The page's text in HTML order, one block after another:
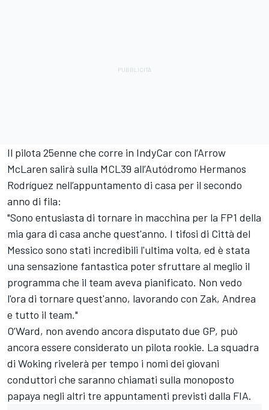
Il pilota 25enne che corre in IndyCar con l’Arrow
McLaren salirà sulla MCL39 all’Autódromo Hermanos
Rodríguez nell’appuntamento di casa per il secondo
anno di fila:
"Sono entusiasta di tornare in macchina per la FP1 della
mia gara di casa anche quest'anno. I tifosi di Città del
Messico sono stati incredibili l'ultima volta, ed è stata
una sensazione fantastica poter sfruttare al meglio il
programma che il team aveva pianificato. Non vedo
l'ora di tornare quest'anno, lavorando con Zak, Andrea
e tutto il team."
O’Ward, non avendo ancora disputato due GP, può
ancora essere considerato un pilota rookie. La squadra
di Woking rivelerà per tempo i nomi dei giovani
conduttori che saranno chiamati sulla monoposto
papaya negli altri tre appuntamenti previsti dalla FIA.